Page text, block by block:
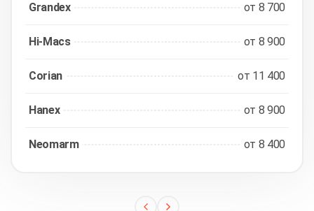
Grandex от 8 700
Hi-Macs от 8 900
Corian от 11 400
Hanex от 8 900
Neomarm от 8 400